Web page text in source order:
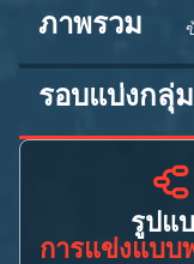
ภาพรวม
รอบแบ่งกลุ่ม
รูปแ
การแข่งแบ